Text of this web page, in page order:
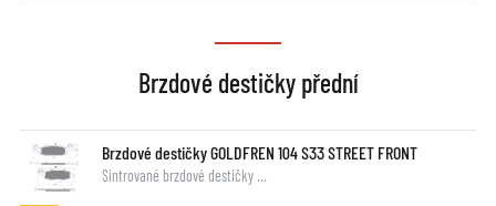
Brzdové destičky přední
Brzdové destičky GOLDFREN 104 S33 STREET FRONT
Sintrované brzdové destičky …